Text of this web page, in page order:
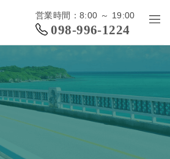
営業時間：8:00 ～ 19:00
098-996-1224